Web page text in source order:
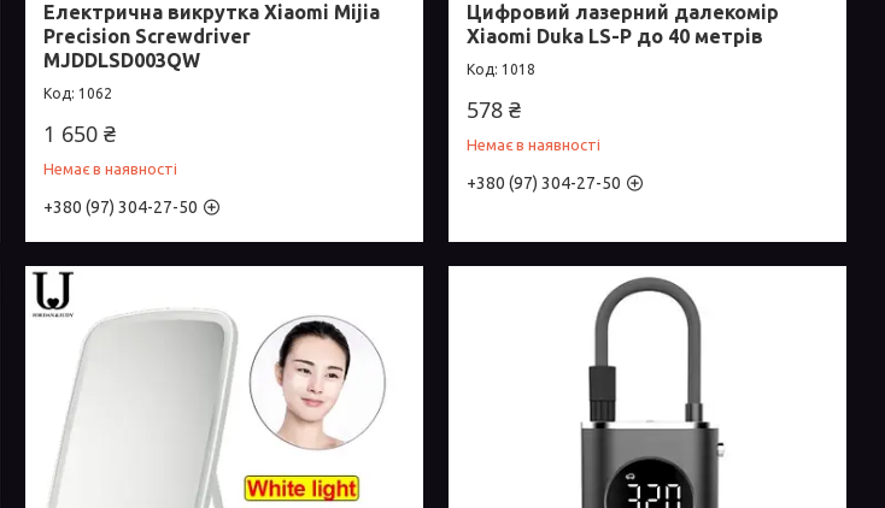
Електрична викрутка Xiaomi Mijia
Precision Screwdriver
MJDDLSD003QW
1062
1 650 ₴
Немає в наявності
+380 (97) 304-27-50
Цифровий лазерний далекомір
Xiaomi Duka LS-P до 40 метрів
1018
578 ₴
Немає в наявності
+380 (97) 304-27-50